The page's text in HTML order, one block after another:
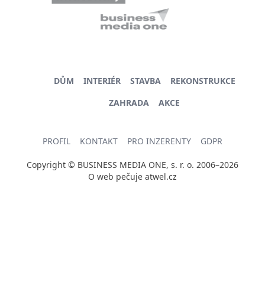
DŮM INTERIÉR STAVBA
REKONSTRUKCE
ZAHRADA
AKCE
PROFIL KONTAKT PRO INZERENTY GDPR
Copyright © BUSINESS MEDIA ONE, s. r. o. 2006–2026